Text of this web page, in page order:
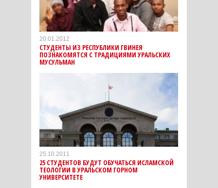
20.01.2012
СТУДЕНТЫ ИЗ РЕСПУБЛИКИ ГВИНЕЯ
ПОЗНАКОМЯТСЯ С ТРАДИЦИЯМИ УРАЛЬСКИХ
МУСУЛЬМАН
25.10.2011
25 СТУДЕНТОВ БУДУТ ОБУЧАТЬСЯ ИСЛАМСКОЙ
ТЕОЛОГИИ В УРАЛЬСКОМ ГОРНОМ
УНИВЕРСИТЕТЕ